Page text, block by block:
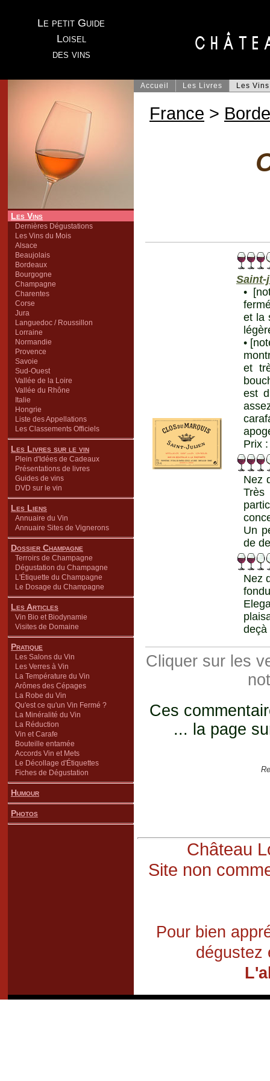
Le petit Guide
Loisel
des vins
Les Vins
Dernières Dégustations
Les Vins du Mois
Alsace
Beaujolais
Bordeaux
Bourgogne
Champagne
Charentes
Corse
Jura
Languedoc / Roussillon
Lorraine
Normandie
Provence
Savoie
Sud-Ouest
Vallée de la Loire
Vallée du Rhône
Italie
Hongrie
Liste des Appellations
Les Classements Officiels
Les Livres sur le vin
Plein d'Idées de Cadeaux
Présentations de livres
Guides de vins
DVD sur le vin
Les Liens
Annuaire du Vin
Annuaire Sites de Vignerons
Dossier Champagne
Terroirs de Champagne
Dégustation du Champagne
L'Étiquette du Champagne
Le Dosage du Champagne
Les Articles
Vin Bio et Biodynamie
Visites de Domaine
Pratique
Les Salons du Vin
Les Verres à Vin
La Température du Vin
Arômes des Cépages
La Robe du Vin
Qu'est ce qu'un Vin Fermé ?
La Minéralité du Vin
La Réduction
Vin et Carafe
Bouteille entamée
Accords Vin et Mets
Le Décollage d'Étiquettes
Fiches de Dégustation
Humour
Photos
Accueil Les Livres Les Vins
France >
Saint-
•
et la
•
et
est
Prix
Nez
Un
de
Nez
deçà
Cliquer sur les
Ces
... la page
Château
Site non
Pour bien
dégustez